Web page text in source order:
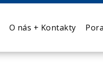
O nás + Kontakty